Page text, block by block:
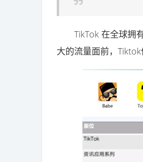
TikTok 在全球拥有
大的流量面前，